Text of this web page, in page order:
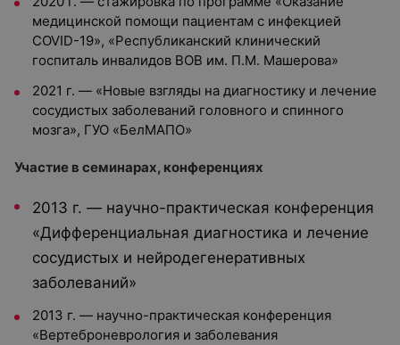
медицинской помощи пациентам с инфекцией
COVID-19», «Республиканский клинический
госпиталь инвалидов ВОВ им. П.М. Машерова»
2021 г. — «Новые взгляды на диагностику и лечение
сосудистых заболеваний головного и спинного
мозга», ГУО «БелМАПО»
Участие в семинарах, конференциях
2013 г. — научно-практическая конференция
«Дифференциальная диагностика и лечение
сосудистых и нейродегенеративных
заболеваний»
2013 г. — научно-практическая конференция
«Вертеброневрология и заболевания